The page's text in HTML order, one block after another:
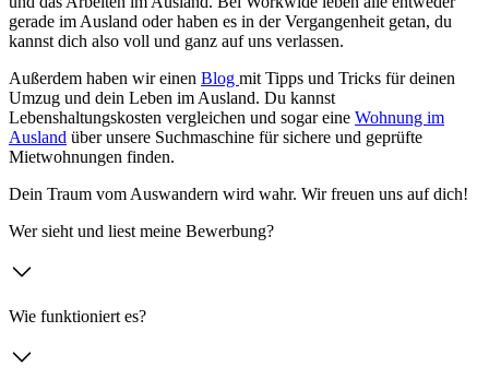
gerade im Ausland oder haben es in der Vergangenheit getan, du
kannst dich also voll und ganz auf uns verlassen.
Außerdem haben wir einen Blog mit Tipps und Tricks für deinen
Umzug und dein Leben im Ausland. Du kannst
Lebenshaltungskosten vergleichen und sogar eine Wohnung im
Ausland über unsere Suchmaschine für sichere und geprüfte
Mietwohnungen finden.
Dein Traum vom Auswandern wird wahr. Wir freuen uns auf dich!
Wer sieht und liest meine Bewerbung?
Wie funktioniert es?